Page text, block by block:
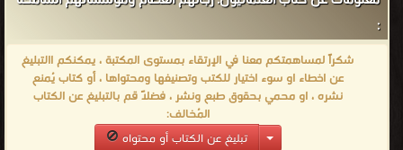
حضرة مولانا جلال الدين الرومي ❝ ❞ التصوف مجاهدة المسلم نفسه ❝
❞ تساؤلات حول التصوف ❝ ❞ الشخصية الفريدة: محمد رسول الله صلى
الله عليه وسلم ❝ ❞ السلسلة الذهبية - الطريقة النقشبندية ❝ الناشرين :
❞ دار الأرقم للنشر والتوزيع - الكويت ❝ ❱
من كتب التاريخ الإسلامي - مكتبة كتب التاريخ.
:
شكراً لمساهمتكم معنا في الإرتقاء بمستوى المكتبة ، يمكنكم االتبليغ
عن اخطاء او سوء اختيار للكتب وتصنيفها ومحتواها ، أو كتاب يُمنع
نشره ، او محمي بحقوق طبع ونشر ، فضلاً قم بالتبليغ عن الكتاب
المُخالف:
تبليغ عن الكتاب أو محتواه